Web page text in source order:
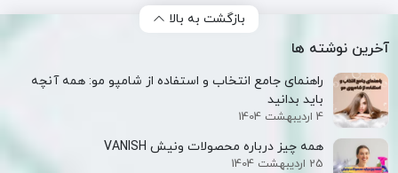
بازگشت به بالا
آخرین نوشته ها
راهنمای جامع انتخاب و استفاده از شامپو مو: همه آنچه
باید بدانید
4 اردیبهشت 1404
همه‌ چیز درباره محصولات ونیش VANISH
25 اردیبهشت 1404